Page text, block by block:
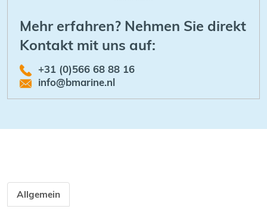
Mehr erfahren? Nehmen Sie direkt
Kontakt mit uns auf:
+31 (0)566 68 88 16
info@bmarine.nl
Allgemein